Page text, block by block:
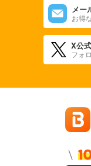
メー
お得
X公
フォ